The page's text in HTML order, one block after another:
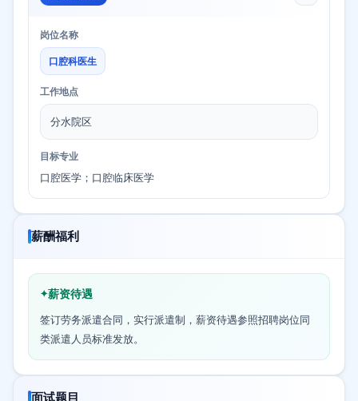
岗位名称
口腔科医生
工作地点
分水院区
目标专业
口腔医学；口腔临床医学
薪酬福利
薪资待遇
签订劳务派遣合同，实行派遣制，薪资待遇参照招聘岗位同
类派遣人员标准发放。
面试题目